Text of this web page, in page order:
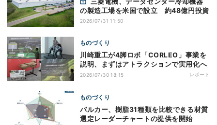
の製造工場を米国で設立 約48億円投資
2026/07/31 11:50
ものづくり
川崎重工が4脚ロボ「CORLEO」事業を
説明、まずはアトラクションで実用化へ
2026/07/30 18:15 レポート
ものづくり
バルカー、樹脂31種類を比較できる材質
選定レーダーチャートの提供を開始